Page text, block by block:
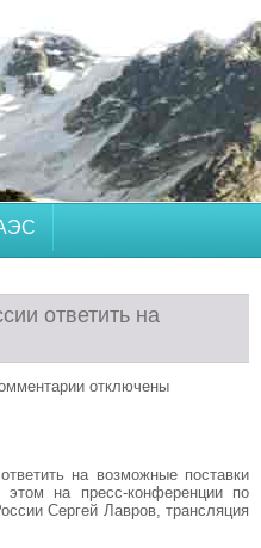
ответить на
отключены
на возможные поставки
на пресс-конференции по
Сергей Лавров, трансляция